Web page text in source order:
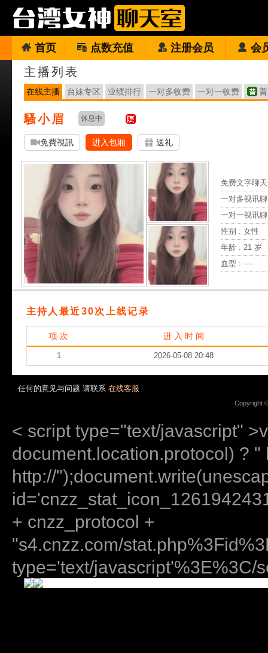
首页 点数充值 注册会员 会
主播列表
在线主播 台妹专区 业绩排行 一对多收费 一对一收费
騷小眉 休息中
免費視訊 进入包厢 送礼
免费文字聊
一对多视讯
一对一视讯
性别 : 女性
年龄 : 21 岁
血型 : ----
主持人最近30次上线记录
项 次 进 入 时 间
1 2026-05-08 20:48
任何的意见与问题 请联系 在线客服
Copyright
< script type="text/javascript"
document.location.protocol) ? "
http://
+ cnzz_protocol +
"s4.cnzz.com/
type='text/javascript'%3E%3C/